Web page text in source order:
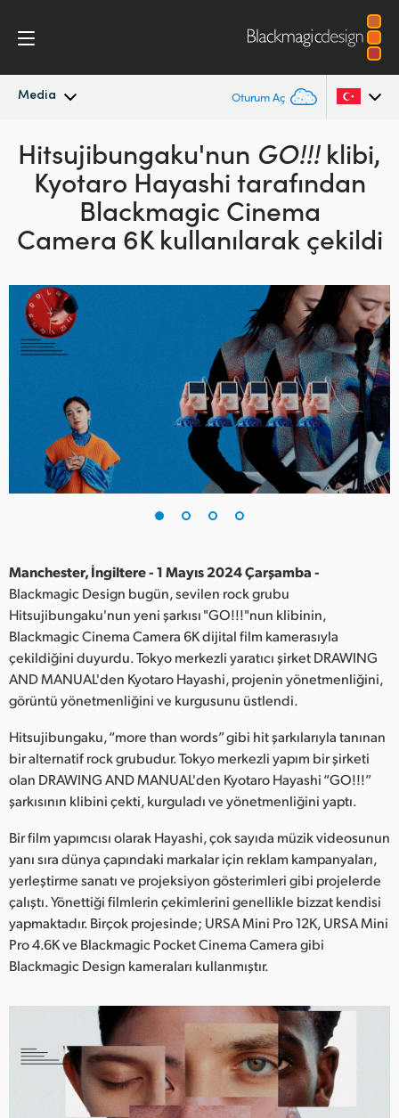
Media Oturum Aç
En Son Haberler
Haber Arşivi
Basın Resimleri
Argentina
Australia
Austria
Canada
Finland
France
Germany
India
Italy
Japan
Korea
Malaysia
Netherlands
New Zealand
Norway
Poland
Portugal
South Africa
Spain
Sweden
Hitsujibungaku'nun GO!!!klibi,
Kyotaro Hayashitarafından
Blackmagic Cinema
Camera 6K kullanılarak çekildi
Manchester, İngiltere - 1 Mayıs 2024 Çarşamba -
Blackmagic Design bugün, sevilen rock grubu
Hitsujibungaku'nun yeni şarkısı "GO!!!"nun klibinin,
Blackmagic Cinema Camera 6K dijital film kamerasıyla
çekildiğini duyurdu. Tokyo merkezli yaratıcı şirket DRAWING
AND MANUAL'den Kyotaro Hayashi, projenin yönetmenliğini,
görüntü yönetmenliğini ve kurgusunu üstlendi.
Hitsujibungaku, “more than words” gibi hit şarkılarıyla tanınan
bir alternatif rock grubudur. Tokyo merkezli yapım bir şirketi
olan DRAWING AND MANUAL'den Kyotaro Hayashi “GO!!!”
şarkısının klibini çekti, kurguladı ve yönetmenliğini yaptı.
Bir film yapımcısı olarak Hayashi, çok sayıda müzik videosunun
yanı sıra dünya çapındaki markalar için reklam kampanyaları,
yerleştirme sanatı ve projeksiyon gösterimleri gibi projelerde
çalıştı. Yönettiği filmlerin çekimlerini genellikle bizzat kendisi
yapmaktadır. Birçok projesinde; URSA Mini Pro 12K, URSA Mini
Pro 4.6K ve Blackmagic Pocket Cinema Camera gibi
Blackmagic Design kameraları kullanmıştır.